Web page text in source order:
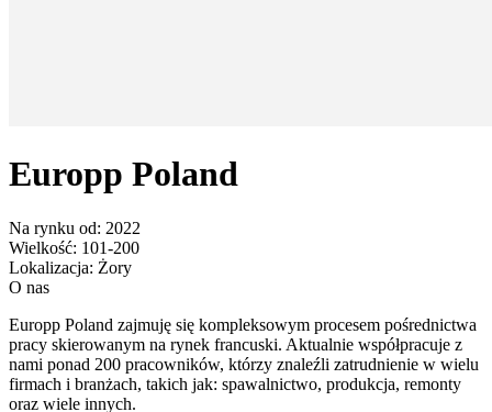
Europp Poland
Na rynku od: 2022
Wielkość: 101-200
Lokalizacja: Żory
O nas
Europp Poland zajmuję się kompleksowym procesem pośrednictwa
pracy skierowanym na rynek francuski. Aktualnie współpracuje z
nami ponad 200 pracowników, którzy znaleźli zatrudnienie w wielu
firmach i branżach, takich jak: spawalnictwo, produkcja, remonty
oraz wiele innych.